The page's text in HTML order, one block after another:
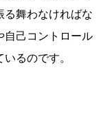
る舞わなければな
自己コントロール
るのです。